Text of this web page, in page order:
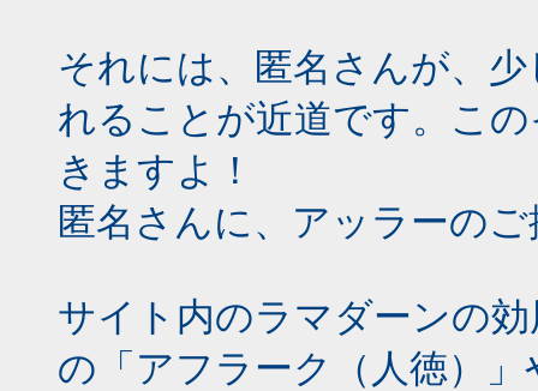
それには、匿名さんが、
れることが近道です。こ
きますよ！
匿名さんに、アッラーの
サイト内のラマダーンの
の「アフラーク（人徳）